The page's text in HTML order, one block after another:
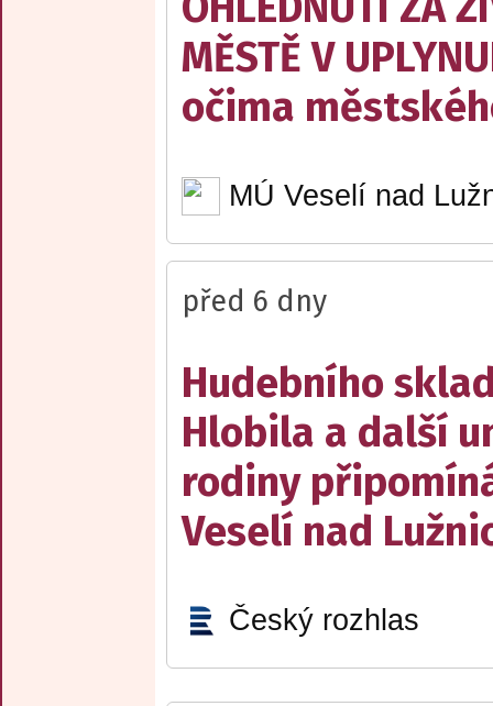
MĚSTĚ V
očima
MÚ Veselí nad
před 6 dny
Hudebního
Hlobila a další
rodiny
Veselí nad
Český rozhlas